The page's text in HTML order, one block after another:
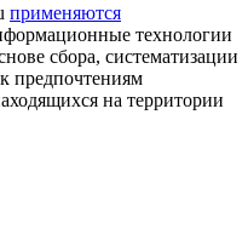
применяются
технологии
сбора, систематизации
предпочтениям
на территории